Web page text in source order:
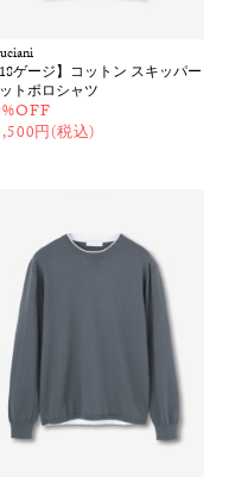
18ゲージ】コットン スキッパー
トポロシャツ
円(税込)